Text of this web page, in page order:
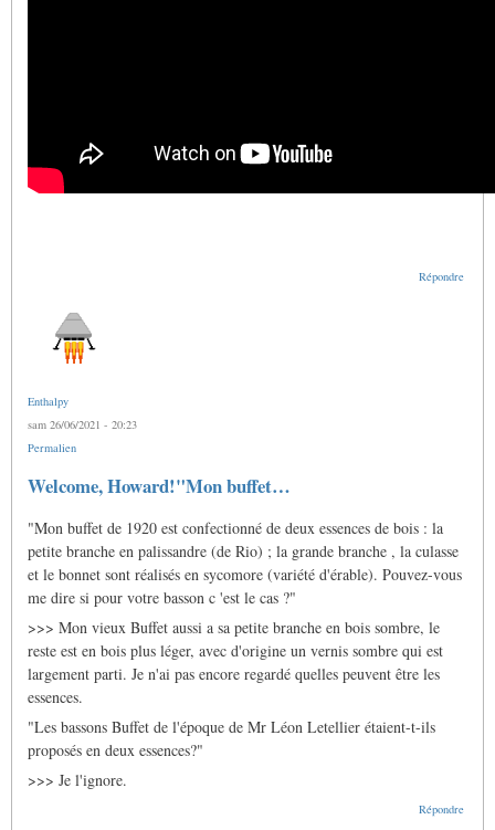
Répondre
Enthalpy
sam 26/06/2021 - 20:23
Permalien
En
réponse
Doigtés
pour
le
basson
français
Gras
Welcome, Howard!"Mon buffet…
"Mon buffet de 1920 est confectionné de deux essences de bois : la
petite branche en palissandre (de Rio) ; la grande branche , la culasse
et le bonnet sont réalisés en sycomore (variété d'érable). Pouvez-vous
me dire si pour votre basson c 'est le cas ?"
>>> Mon vieux Buffet aussi a sa petite branche en bois sombre, le
reste est en bois plus léger, avec d'origine un vernis sombre qui est
largement parti. Je n'ai pas encore regardé quelles peuvent être les
essences.
"Les bassons Buffet de l'époque de Mr Léon Letellier étaient-t-ils
proposés en deux essences?"
>>> Je l'ignore.
Répondre